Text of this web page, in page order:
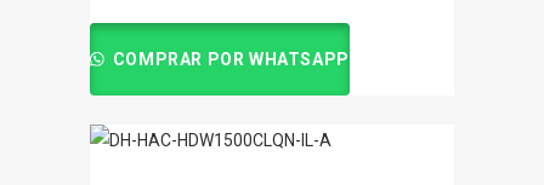
COMPRAR POR WHATSAPP